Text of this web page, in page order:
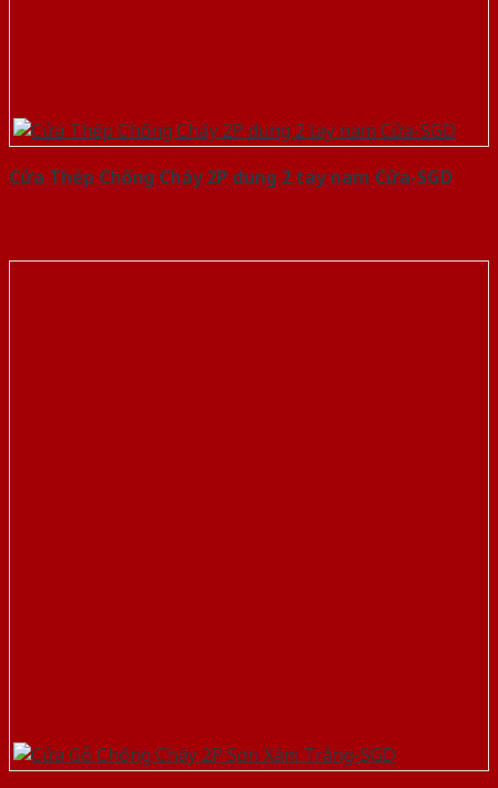
Cửa Thép Chống Cháy 2P dung 2 tay nam Cửa-SGD